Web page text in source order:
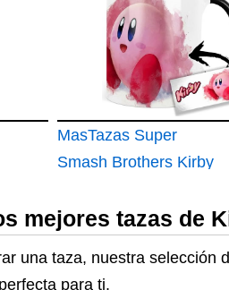
MasTazas Super
Smash Brothers Kirby
Interior y Asa Negra
mejores tazas de
una taza, nuestra selección
para ti.